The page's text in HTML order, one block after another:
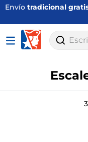
Envío tradicional
Escribe